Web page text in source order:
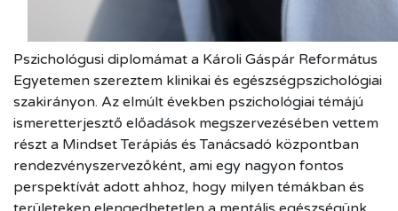
Pszichológusi diplomámat a Károli Gáspár Református
Egyetemen szereztem klinikai és egészségpszichológiai
szakirányon. Az elmúlt években pszichológiai témájú
ismeretterjesztő előadások megszervezésében vettem
részt a Mindset Terápiás és Tanácsadó központban
rendezvényszervezőként, ami egy nagyon fontos
perspektívát adott ahhoz, hogy milyen témákban és